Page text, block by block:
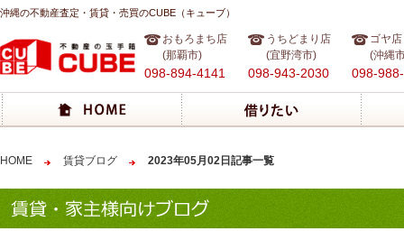
沖縄の不動産査定・賃貸・売買のCUBE（キューブ）
おもろまち店
(那覇市)
098-894-4141
うちどまり店
(宜野湾市)
098-943-2030
ゴヤ店
(沖縄
098-
HOME 賃貸ブログ 2023年05月02日記事一覧